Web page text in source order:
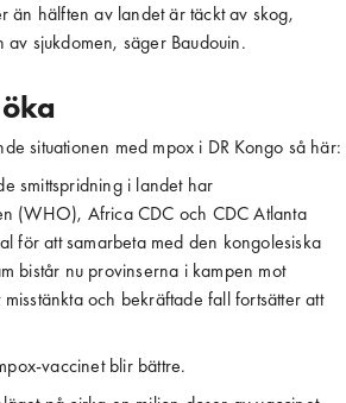
än hälften av landet är täckt av skog,
sjukdomen, säger Baudouin.
situationen med mpox i DR Kongo så här:
smittspridning i landet har
(WHO), Africa CDC och CDC Atlanta
för att samarbeta med den kongolesiska
bistår nu provinserna i kampen mot
och bekräftade fall fortsätter att
vaccinet blir bättre.